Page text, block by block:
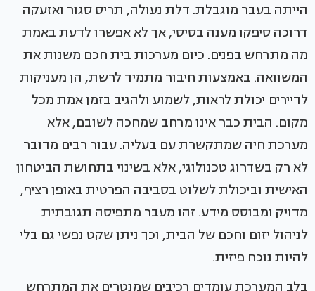
הייתה בעבר מוגבלת. דלת נעולה, תריס סגור ואזעקה
דרוכה סיפקו מענה בסיסי, אך לא אפשרו לדעת באמת
מה מתרחש בפנים. כיום מערכות בית חכם משנות את
המשוואה. באמצעות חיבור מתמיד לרשת, הן מעניקות
לדיירים יכולת לראות, לשמוע ולהגיב בזמן אמת מכל
מקום. הבית כבר אינו מרחב שמחכה לשובם, אלא
מערכת חיה שמתקשרת עם בעליה. עבור רבים מדובר
לא רק בשדרוג טכנולוגי, אלא בשינוי בתחושת הביטחון
האישית וביכולת לשלוט בסביבה הפרטית באופן רציף,
מדויק ומבוסס מידע. זהו מעבר מתפיסה תגובתית
לניהול יזום וחכם של הבית, וכך ניתן שקט נפשי גם בלי
להיות נוכח פיזית.
בלב המערכת עומדים רכיבים שמנטרים את המתרחש